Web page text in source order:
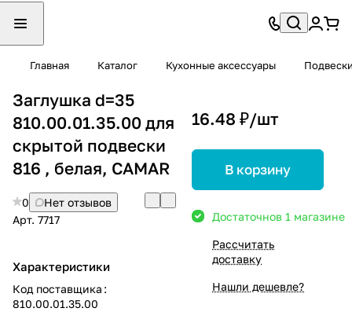
Главная Каталог Кухонные аксессуары
Заглушка d=35
810.00.01.35.00 для
скрытой подвески
816 , белая, CAMAR
0
Нет отзывов
Арт. 7717
Характеристики
Код поставщика :
810.00.01.35.00
16.48 ₽/шт
В корзину
Достаточнов 1 магазине
Рассчитать
доставку
Нашли дешевле?